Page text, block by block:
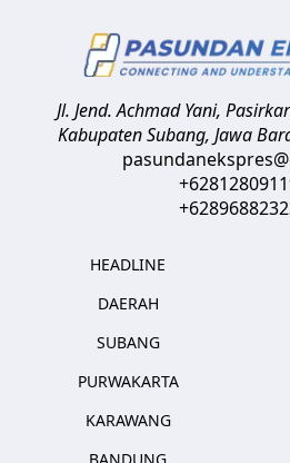
Jl. Jend. Achmad Yani,
Kabupaten Subang, Jawa
HEADLINE
DAERAH
SUBANG
PURWAKARTA
KARAWANG